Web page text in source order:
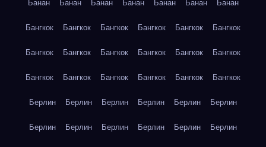
Банан Банан Банан Банан Банан Банан Банан
Бангкок Бангкок Бангкок Бангкок Бангкок Бангкок
Бангкок Бангкок Бангкок Бангкок Бангкок Бангкок
Бангкок Бангкок Бангкок Бангкок Бангкок Бангкок
Берлин Берлин Берлин Берлин Берлин Берлин
Берлин Берлин Берлин Берлин Берлин Берлин